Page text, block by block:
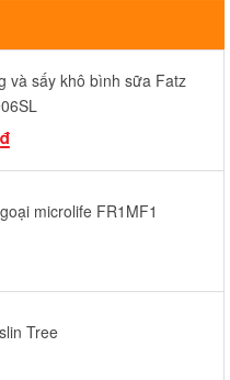
và sấy khô bình sữa Fatz
microlife FR1MF1
Tree